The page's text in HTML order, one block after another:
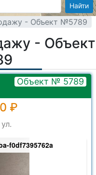
Найти
- Объект №5789
- Объект
Объект № 5789
₽
f0df7395762a